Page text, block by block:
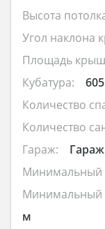
Высота
Угол наклона
Площадь
Кубатура:
Количество
Количество
Гараж:
Минимальный
Минимальный
м